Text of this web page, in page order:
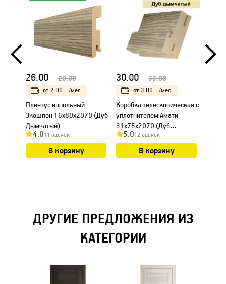
26.00 29.00
от 2.00 /мес.
Плинтус напольный
Экошпон 16х80х2070 (Дуб
Дымчатый)
4.011 оценок
В корзину
30.00 33.00
от 3.00 /мес.
Коробка телескопическая с
уплотнителем Амати
31х75х2070 (Дуб
Дымчатый)
5.012 оценок
В корзину
ДРУГИЕ ПРЕДЛОЖЕНИЯ ИЗ
КАТЕГОРИИ